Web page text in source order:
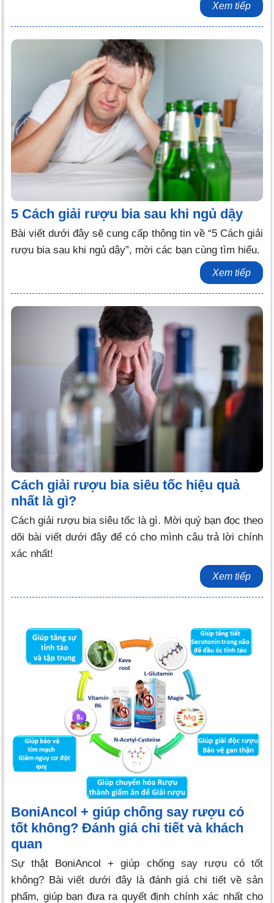
Xem tiếp
5 Cách giải rượu bia sau khi ngủ dậy
Bài viết dưới đây sẽ cung cấp thông tin về “5 Cách giải
rượu bia sau khi ngủ dậy”, mời các bạn cùng tìm hiểu.
Xem tiếp
Cách giải rượu bia siêu tốc hiệu quả
nhất là gì?
Cách giải rượu bia siêu tốc là gì. Mời quý bạn đọc theo
dõi bài viết dưới đây để có cho mình câu trả lời chính
xác nhất!
Xem tiếp
BoniAncol + giúp chống say rượu có
tốt không? Đánh giá chi tiết và khách
quan
Sự thật BoniAncol + giúp chống say rượu có tốt
không? Bài viết dưới đây là đánh giá chi tiết về sản
phẩm, giúp bạn đưa ra quyết định chính xác nhất cho